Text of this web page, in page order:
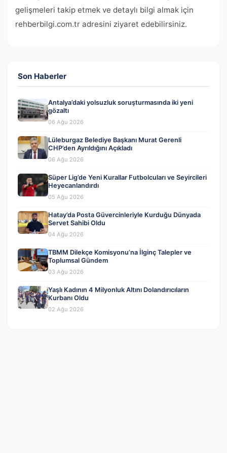
gelişmeleri takip etmek ve detaylı bilgi almak için
rehberbilgi.com.tr adresini ziyaret edebilirsiniz.
Son Haberler
Antalya’daki yolsuzluk soruşturmasında iki yeni
gözaltı
06 Ağu 2026
Lüleburgaz Belediye Başkanı Murat Gerenli
CHP’den Ayrıldığını Açıkladı
06 Ağu 2026
Süper Lig’de Yeni Kurallar Futbolcuları ve Seyircileri
Heyecanlandırdı
05 Ağu 2026
Hatay’da Posta Güvercinleriyle Kurduğu Dünyada
Servet Sahibi Oldu
04 Ağu 2026
TBMM Dilekçe Komisyonu’na İlginç Talepler ve
Toplumsal Gündem
03 Ağu 2026
Yaşlı Kadının 4 Milyonluk Altını Dolandırıcıların
Kurbanı Oldu
02 Ağu 2026